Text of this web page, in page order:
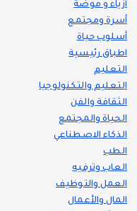
أزياء و موضة
أسرة ومجتمع
أسلوب حياة
اطباق رئيسية
التعليم
التعليم والتكنولوجيا
الثقافة والفن
الحياة والمجتمع
الذكاء الاصطناعي
الطب
العاب وترفيه
العمل والتوظيف
المال والأعمال